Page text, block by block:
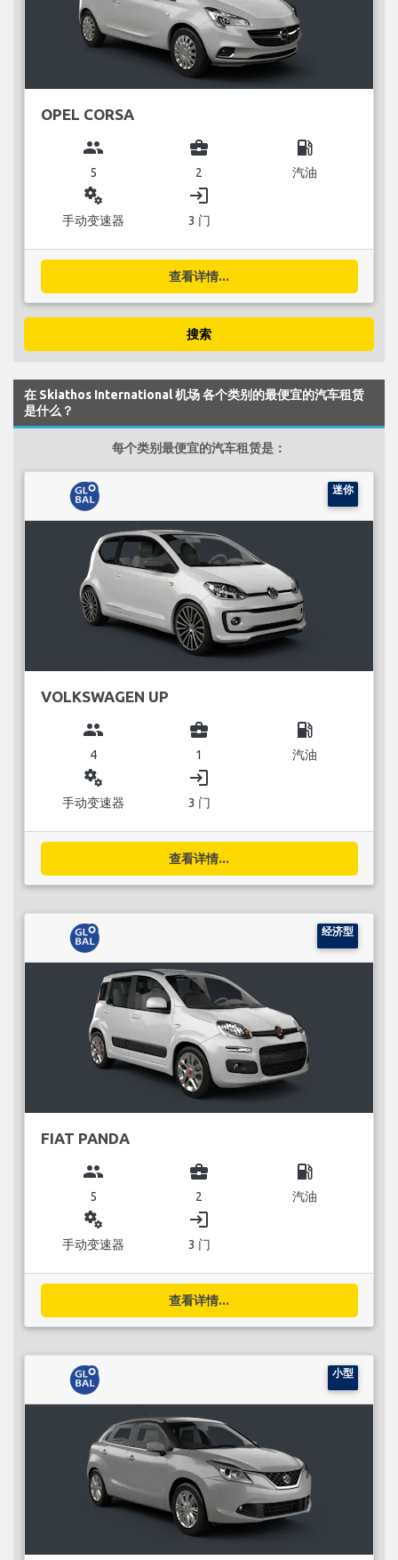
OPEL CORSA
group
5
business_center
2
local_gas_station
汽油
miscellaneous_services
手动变速器
login
3 门
查看详情...
搜索
在 Skiathos International 机场 各个类别的最便宜的汽车租赁
是什么？
每个类别最便宜的汽车租赁是：
迷你
VOLKSWAGEN UP
group
4
business_center
1
local_gas_station
汽油
miscellaneous_services
手动变速器
login
3 门
查看详情...
经济型
FIAT PANDA
group
5
business_center
2
local_gas_station
汽油
miscellaneous_services
手动变速器
login
3 门
查看详情...
小型